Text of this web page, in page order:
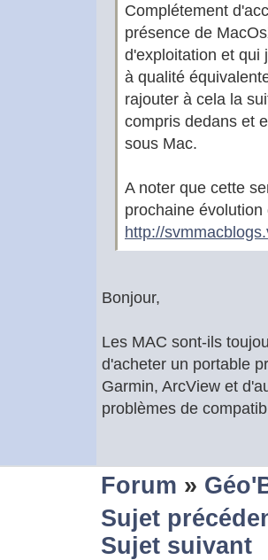
Complétement
présence de
d'exploitation et qui
à qualité
rajouter à cela la
compris dedans et
sous Mac.
A noter que cette
prochaine
http://
Bonjour,
Les MAC sont-ils
d'acheter un portable
Garmin, ArcView et
problèmes de
Forum »
Sujet
Sujet suivant